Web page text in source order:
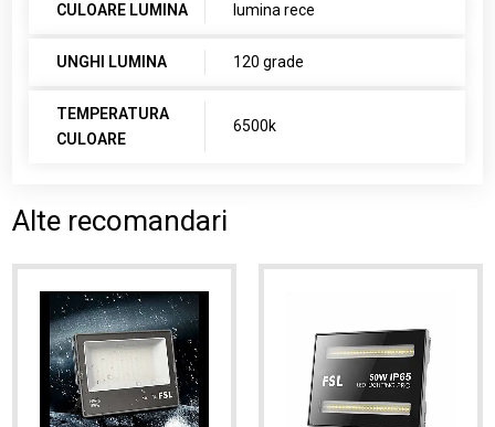
CULOARE LUMINA lumina rece
UNGHI LUMINA 120 grade
TEMPERATURA
CULOARE
6500k
Alte recomandari